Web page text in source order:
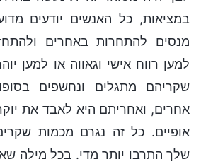
במציאות, כל האנשים יודעים
מנסים להתחרות באחרים
למען רווח אישי וגאווה או למען
שקריהם מתגלים ונחשפים
אחרים, ואחריתם היא לאבד את
אופיים. כל זה נגרם מכמות
שלך התרבו יותר מדי. בכל מילה